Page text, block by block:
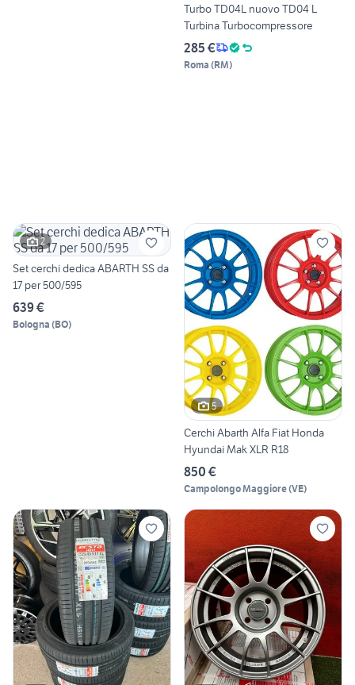
Turbo TD04L nuovo TD04 L
Turbina Turbocompressore
285 €
Roma (RM)
2
Set cerchi dedica ABARTH SS da
17 per 500/595
639 €
Bologna (BO)
5
Cerchi Abarth Alfa Fiat Honda
Hyundai Mak XLR R18
850 €
Campolongo Maggiore(VE)